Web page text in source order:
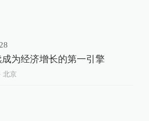
为经济增长的第一引擎
∙ 北京